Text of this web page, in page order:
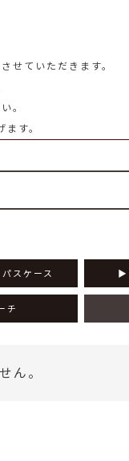
せていただきます。
。
す。
スケース
チ
ん。